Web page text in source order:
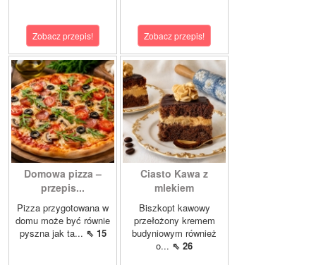
Zobacz przepis! Zobacz przepis!
Domowa pizza –
przepis...
Pizza przygotowana w
domu może być równie
pyszna jak ta... ⇖ 15
Ciasto Kawa z
mlekiem
Biszkopt kawowy
przełożony kremem
budyniowym również
o... ⇖ 26